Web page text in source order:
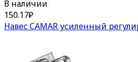
В наличии
150.17₽
Навес CAMAR усиленный